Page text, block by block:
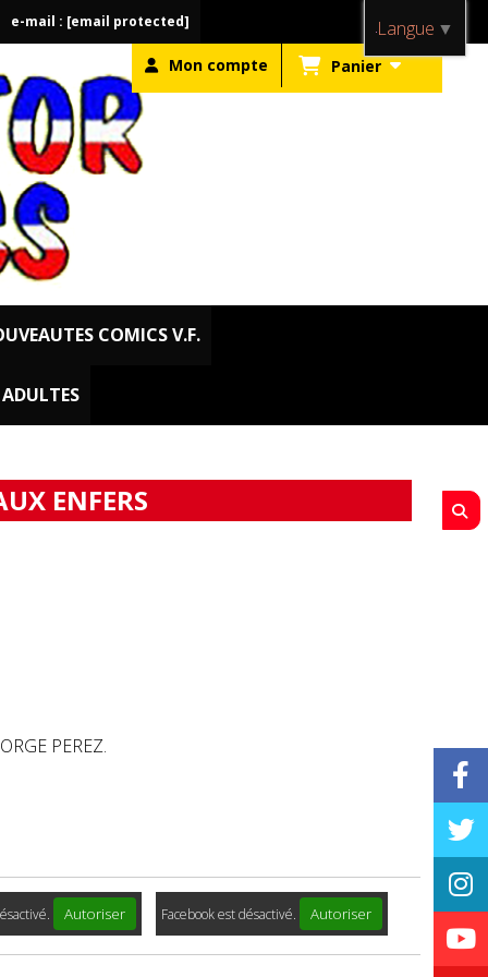
e-mail : [email protected]
Mon compte Panier
COMICS V.F.
ENFERS
PEREZ.
Autoriser Facebook est désactivé. Autoriser
Langue ▼